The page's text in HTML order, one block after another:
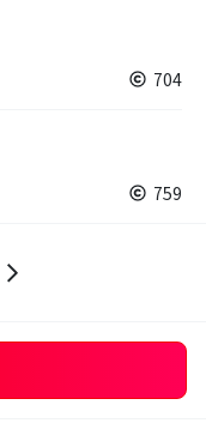
704
759